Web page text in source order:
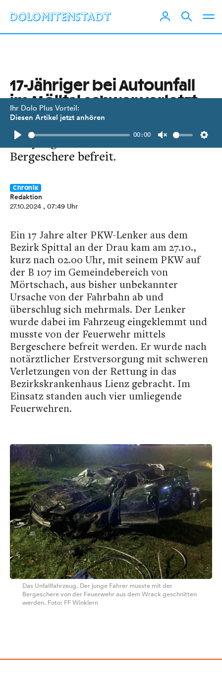
Ihr Dolo Plus Vorteil:
Diesen Artikel jetzt anhören
Play
00:00
Unmute
17-Jähriger bei Autounfall
im Mölltal schwer verletzt
Der Pkw überschlug sich mehrmals.
Der junge Lenker wurde mit der
Bergeschere befreit.
Chronik
Redaktion
27.10.2024 , 07:49 Uhr
Ein 17 Jahre alter PKW-Lenker aus dem
Bezirk Spittal an der Drau kam am 27.10.,
kurz nach 02.00 Uhr, mit seinem PKW auf
der B 107 im Gemeindebereich von
Mörtschach, aus bisher unbekannter
Ursache von der Fahrbahn ab und
überschlug sich mehrmals. Der Lenker
wurde dabei im Fahrzeug eingeklemmt und
musste von der Feuerwehr mittels
Bergeschere befreit werden. Er wurde nach
notärztlicher Erstversorgung mit schweren
Verletzungen von der Rettung in das
Bezirkskrankenhaus Lienz gebracht. Im
Einsatz standen auch vier umliegende
Feuerwehren.
Das Unfallfahrzeug. Der junge Fahrer musste mit der
Bergeschere von der Feuerwehr aus dem Wrack geschnitten
werden. Foto: FF Winklern